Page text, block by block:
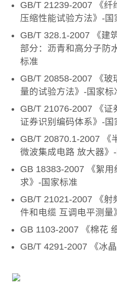
GB/T 21239-2007 《纤
压缩性能试验方法》-国
GB/T 328.1-2007 《建
部分：沥青和高分子防
标准
GB/T 20858-2007 《玻
量的试验方法》-国家标
GB/T 21076-2007 《证
证券识别编码体系》-国
GB/T 20870.1-2007 《
微波集成电路 放大器》
GB 18383-2007 《絮
求》-国家标准
GB/T 21021-2007 《射
件和电缆 互调电平测量
GB 1103-2007 《棉花
GB/T 4291-2007 《冰